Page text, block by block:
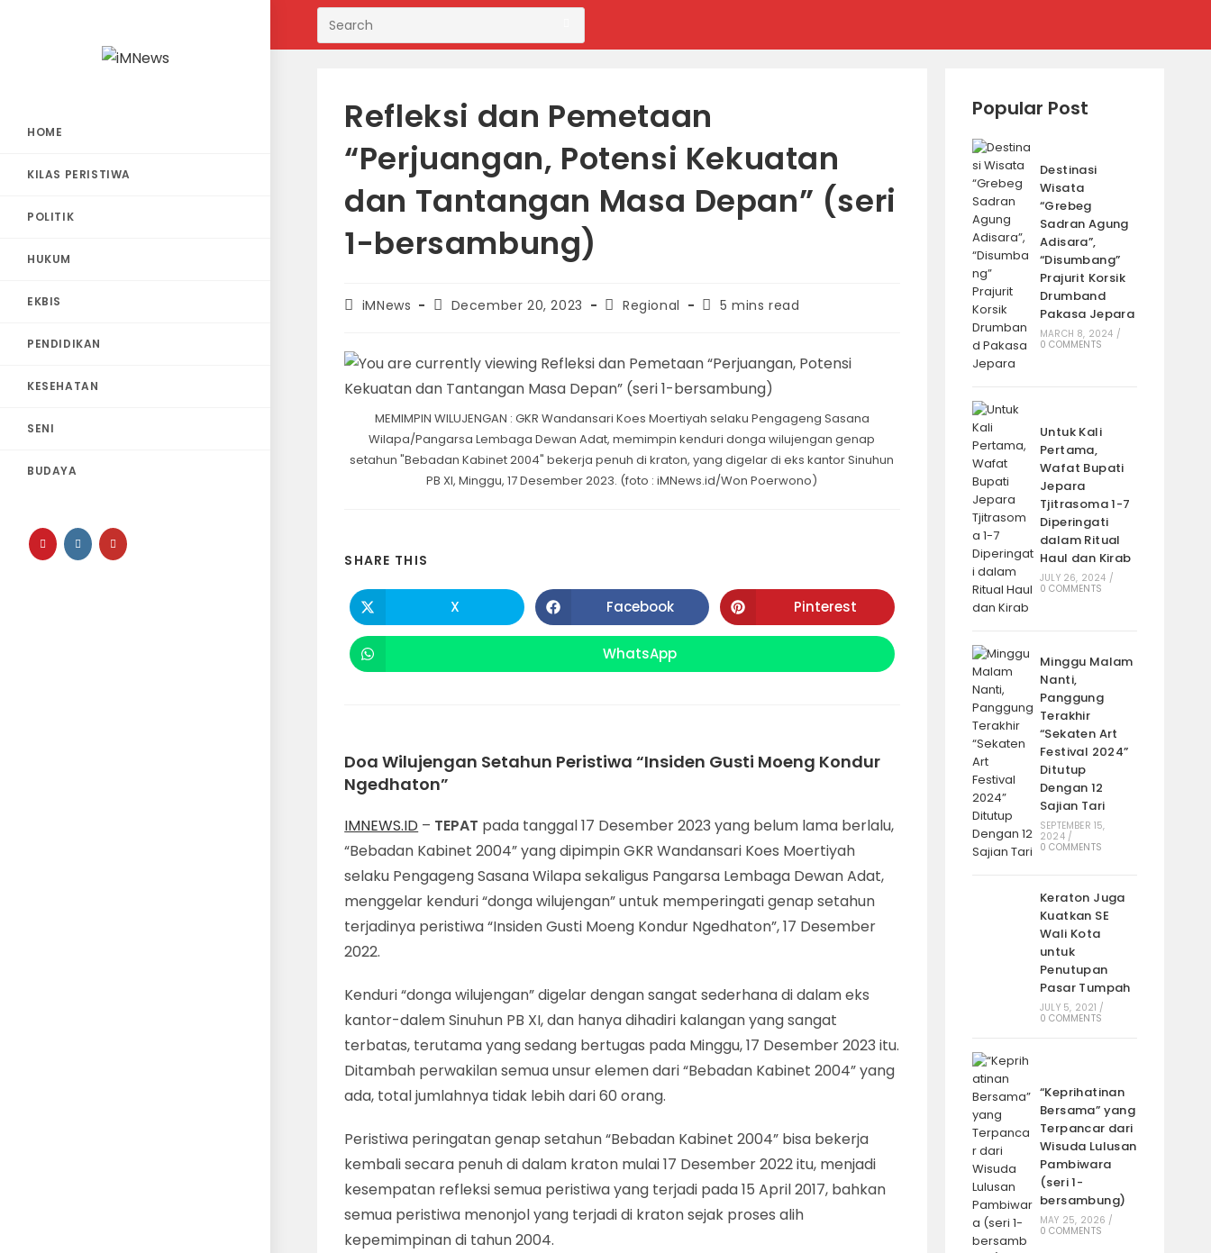
content
HOME
KILAS PERISTIWA
POLITIK
HUKUM
EKBIS
PENDIDIKAN
KESEHATAN
SENI
BUDAYA
Refleksi dan Pemetaan
“Perjuangan, Potensi Kekuatan
dan Tantangan Masa Depan” (seri
1-bersambung)
PostiMNews
PostDecember 20, 2023
PostRegional
Reading
5 mins read
MEMIMPIN WILUJENGAN : GKR Wandansari Koes Moertiyah selaku Pengageng Sasana
Wilapa/Pangarsa Lembaga Dewan Adat, memimpin kenduri donga wilujengan genap
setahun "Bebadan Kabinet 2004" bekerja penuh di kraton, yang digelar di eks kantor Sinuhun
PB XI, Minggu, 17 Desember 2023. (foto : iMNews.id/Won Poerwono)
SHARE THIS
THIS
CONTENT
Opens
in
a
X Opens
in
a
new
window
Facebook Opens
in
a
Pinterest
Opens
in
WhatsApp
Doa Wilujengan Setahun Peristiwa “Insiden Gusti Moeng Kondur
Ngedhaton”
IMNEWS.ID – TEPAT pada tanggal 17 Desember 2023 yang belum lama berlalu,
“Bebadan Kabinet 2004” yang dipimpin GKR Wandansari Koes Moertiyah
selaku Pengageng Sasana Wilapa sekaligus Pangarsa Lembaga Dewan Adat,
menggelar kenduri “donga wilujengan” untuk memperingati genap setahun
terjadinya peristiwa “Insiden Gusti Moeng Kondur Ngedhaton”, 17 Desember
2022.
Kenduri “donga wilujengan” digelar dengan sangat sederhana di dalam eks
kantor-dalem Sinuhun PB XI, dan hanya dihadiri kalangan yang sangat
terbatas, terutama yang sedang bertugas pada Minggu, 17 Desember 2023 itu.
Ditambah perwakilan semua unsur elemen dari “Bebadan Kabinet 2004” yang
ada, total jumlahnya tidak lebih dari 60 orang.
Peristiwa peringatan genap setahun “Bebadan Kabinet 2004” bisa bekerja
kembali secara penuh di dalam kraton mulai 17 Desember 2022 itu, menjadi
kesempatan refleksi semua peristiwa yang terjadi pada 15 April 2017, bahkan
semua peristiwa menonjol yang terjadi di kraton sejak proses alih
kepemimpinan di tahun 2004.
Popular Post
Destinasi
Wisata
“Grebeg
Sadran Agung
Adisara”,
“Disumbang”
Prajurit Korsik
Drumband
Pakasa Jepara
MARCH 8, 2024 /
0 COMMENTS
Untuk Kali
Pertama,
Wafat Bupati
Jepara
Tjitrasoma 1-7
Diperingati
dalam Ritual
Haul dan Kirab
JULY 26, 2024 /
0 COMMENTS
Minggu Malam
Nanti,
Panggung
Terakhir
“Sekaten Art
Festival 2024”
Ditutup
Dengan 12
Sajian Tari
SEPTEMBER 15,
2024 /
0 COMMENTS
Keraton Juga
Kuatkan SE
Wali Kota
untuk
Penutupan
Pasar Tumpah
JULY 5, 2021 /
0 COMMENTS
“Keprihatinan
Bersama” yang
Terpancar dari
Wisuda Lulusan
Pambiwara
(seri 1-
bersambung)
MAY 25, 2026 /
0 COMMENTS